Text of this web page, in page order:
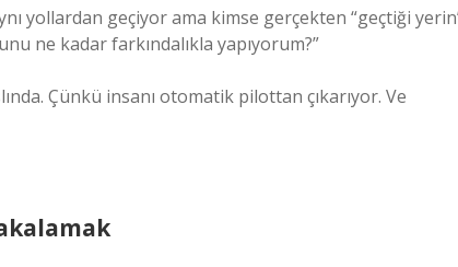
yollardan geçiyor ama kimse gerçekten “geçtiği
ne kadar farkındalıkla yapıyorum?”
Çünkü insanı otomatik pilottan çıkarıyor. Ve